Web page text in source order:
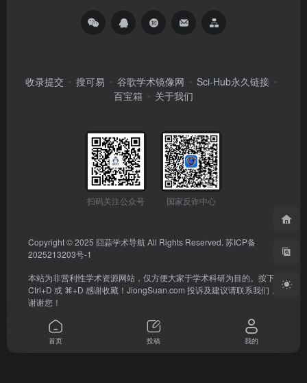
收录提交 搜可易 谷歌学术镜像网
Sci-Hub永久链接
百宝箱
关于我们
扫码关注公众号 国家反诈中心
Copyright © 2025 囧蒜学术导航 All Rights Reserved. 苏ICP备
2025213203号-1
本站为非营利性学术资源网站，仅方便大家于学术科研为目的。按下
Ctrl+D 或 ⌘+D 感谢收藏！ JiongSuan.com 投诉及建议请联系我们，
谢谢您！
首页 投稿 我的